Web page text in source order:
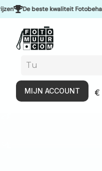
De beste kwaliteit Fotobehang
MIJN ACCOUNT €